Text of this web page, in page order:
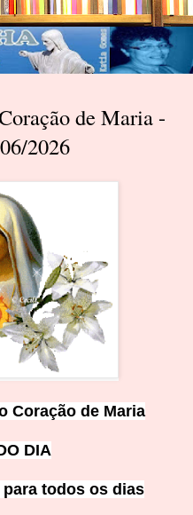
de Maria -
2026
Coração de Maria
DIA
todos os dias